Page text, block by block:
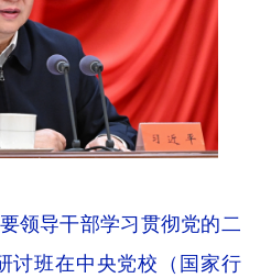
领导干部学习贯彻党的二
讨班在中央党校（国家行